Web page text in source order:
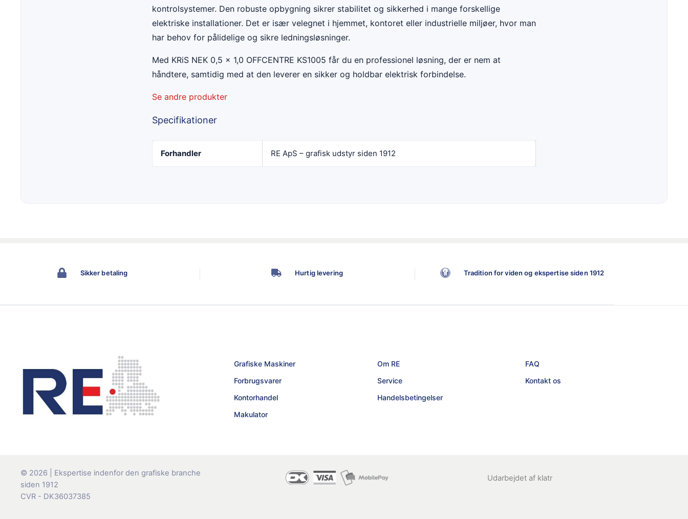
kontrolsystemer. Den robuste opbygning sikrer stabilitet og sikkerhed i mange forskellige
elektriske installationer. Det er især velegnet i hjemmet, kontoret eller industrielle miljøer, hvor man
har behov for pålidelige og sikre ledningsløsninger.
Med KRiS NEK 0,5 x 1,0 OFFCENTRE KS1005 får du en professionel løsning, der er nem at
håndtere, samtidig med at den leverer en sikker og holdbar elektrisk forbindelse.
Se andre produkter
Specifikationer
Forhandler RE ApS – grafisk udstyr siden 1912
Sikker betaling Hurtig levering Tradition for viden og ekspertise siden 1912
Grafiske Maskiner
Forbrugsvarer
Kontorhandel
Makulator
Om RE
Service
Handelsbetingelser
FAQ
Kontakt os
© 2026 | Ekspertise indenfor den grafiske branche
siden 1912
CVR - DK36037385
Udarbejdet af klatr